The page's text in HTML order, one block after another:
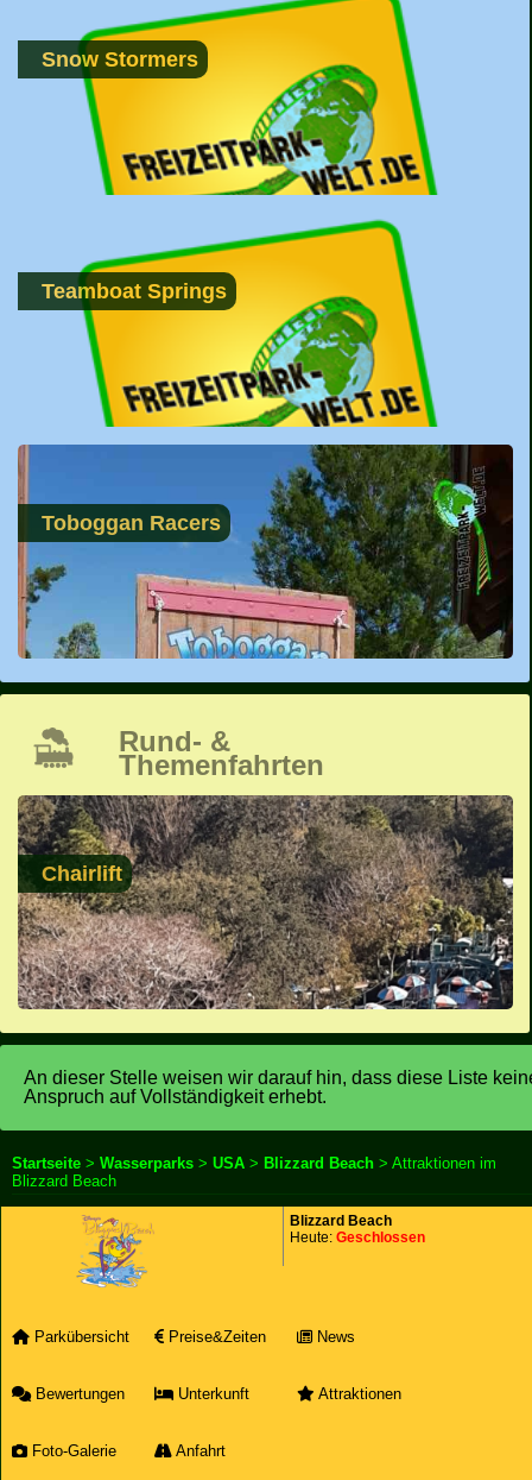
Snow Stormers
Teamboat Springs
Toboggan Racers
Rund- &
Themenfahrten
Chairlift
An dieser Stelle weisen wir darauf hin, dass diese Liste
Anspruch auf Vollständigkeit erhebt.
Startseite > Wasserparks > USA > Blizzard Beach > Attraktionen im
Blizzard Beach
Blizzard Beach
Heute: Geschlossen
Parkübersicht Preise&Zeiten News
Bewertungen Unterkunft Attraktionen
Foto-Galerie Anfahrt